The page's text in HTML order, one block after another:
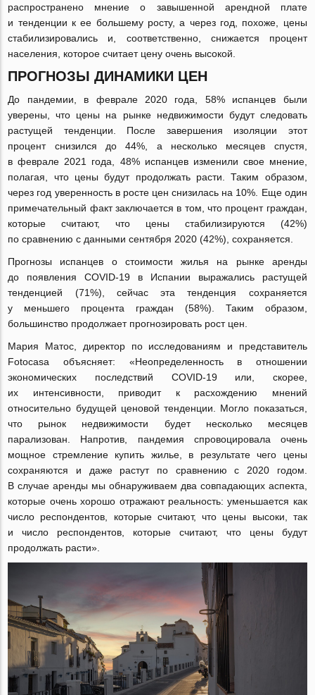
распространено мнение о завышенной арендной плате
и тенденции к ее большему росту, а через год, похоже, цены
стабилизировались и, соответственно, снижается процент
населения, которое считает цену очень высокой.
ПРОГНОЗЫ ДИНАМИКИ ЦЕН
До пандемии, в феврале 2020 года, 58% испанцев были
уверены, что цены на рынке недвижимости будут следовать
растущей тенденции. После завершения изоляции этот
процент снизился до 44%, а несколько месяцев спустя,
в феврале 2021 года, 48% испанцев изменили свое мнение,
полагая, что цены будут продолжать расти. Таким образом,
через год уверенность в росте цен снизилась на 10%. Еще один
примечательный факт заключается в том, что процент граждан,
которые считают, что цены стабилизируются (42%)
по сравнению с данными сентября 2020 (42%), сохраняется.
Прогнозы испанцев о стоимости жилья на рынке аренды
до появленияCOVID-19 в Испании выражались растущей
тенденцией (71%), сейчас эта тенденция сохраняется
у меньшего процента граждан (58%). Таким образом,
большинство продолжает прогнозировать рост цен.
Мария Матос, директор по исследованиям и представитель
Fotocasa объясняет: «Неопределенность в отношении
экономических последствий COVID-19или, скорее,
их интенсивности, приводит к расхождению мнений
относительно будущей ценовой тенденции. Могло показаться,
что рынок недвижимости будет несколько месяцев
парализован. Напротив, пандемия спровоцировала очень
мощное стремление купить жилье, в результате чего цены
сохраняются и даже растут по сравнению с 2020 годом.
В случае аренды мы обнаруживаем два совпадающих аспекта,
которые очень хорошо отражают реальность: уменьшается как
число респондентов, которые считают, что цены высоки, так
и число респондентов, которые считают, что цены будут
продолжать расти».